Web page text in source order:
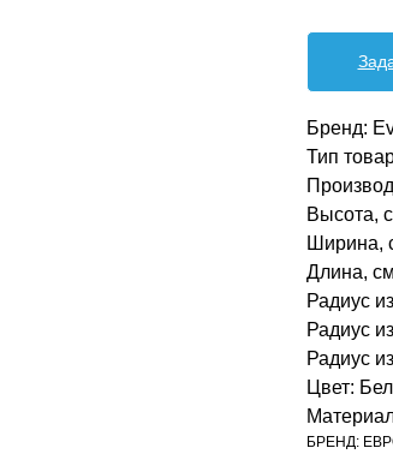
Бренд:
Тип
Высота,
Ширина,
Длина,
Радиус
Радиус
Радиус
Цвет:
БРЕНД: